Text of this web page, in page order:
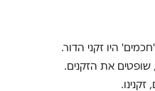
היו זקני הדור.
שופטים את הזקנים.